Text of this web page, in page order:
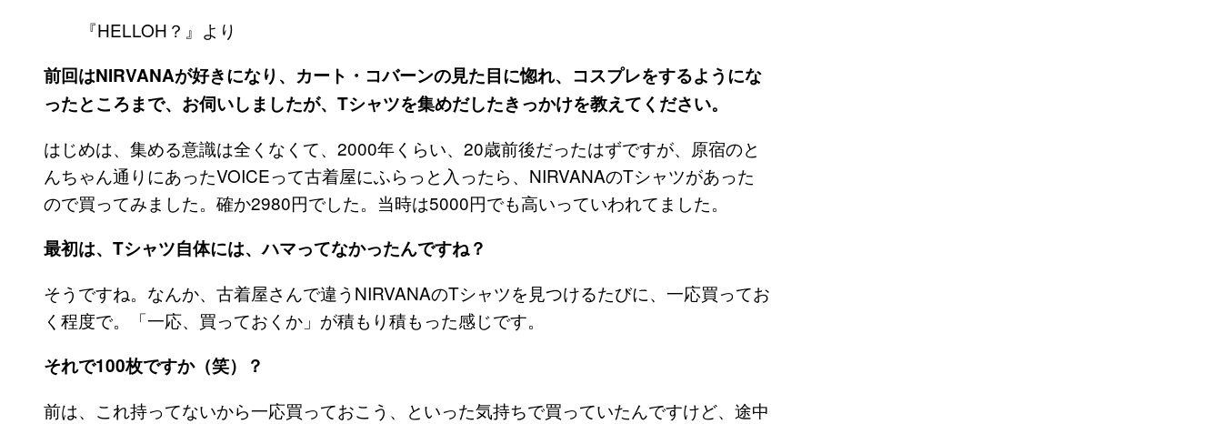
『HELLOH？』より
前回はNIRVANAが好きになり、カート・コバーンの見た目に惚れ、コスプレをするようにな
ったところまで、お伺いしましたが、Tシャツを集めだしたきっかけを教えてください。
はじめは、集める意識は全くなくて、2000年くらい、20歳前後だったはずですが、原宿のと
んちゃん通りにあったVOICEって古着屋にふらっと入ったら、NIRVANAのTシャツがあった
ので買ってみました。確か2980円でした。当時は5000円でも高いっていわれてました。
最初は、Tシャツ自体には、ハマってなかったんですね？
そうですね。なんか、古着屋さんで違うNIRVANAのTシャツを見つけるたびに、一応買ってお
く程度で。「一応、買っておくか」が積もり積もった感じです。
それで100枚ですか（笑）？
前は、これ持ってないから一応買っておこう、といった気持ちで買っていたんですけど、途中